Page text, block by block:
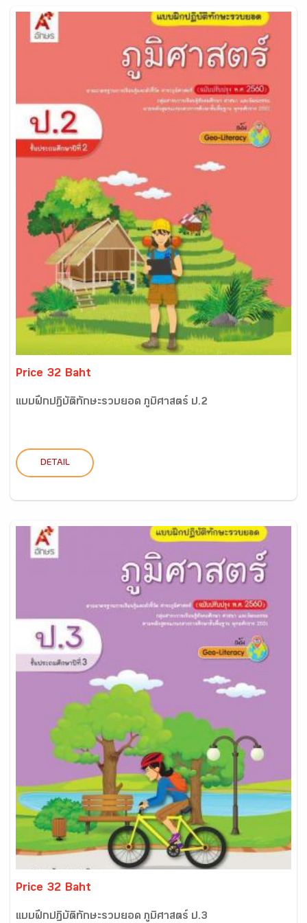
Price 32 Baht
แบบฝึกปฏิบัติทักษะรวบยอด ภูมิศาสตร์ ป.2
DETAIL
Price 32 Baht
แบบฝึกปฏิบัติทักษะรวบยอด ภูมิศาสตร์ ป.3